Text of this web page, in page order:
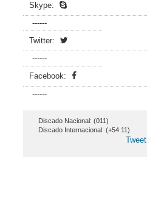
Skype:
------
Twitter:
------
Facebook:
------
Discado Nacional: (011)
Discado Internacional: (+54 11)
Tweet